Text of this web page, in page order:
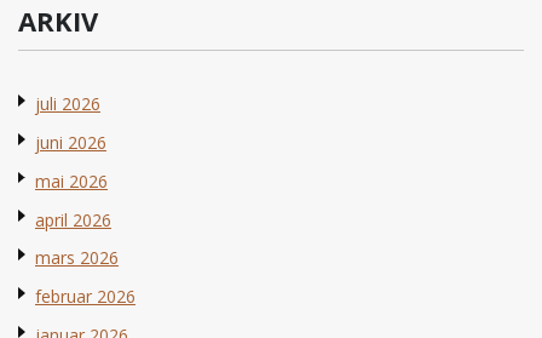
ARKIV
juli 2026
juni 2026
mai 2026
april 2026
mars 2026
februar 2026